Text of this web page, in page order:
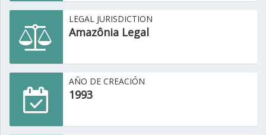
LEGAL JURISDICTION
Amazônia Legal
AÑO DE CREACIÓN
1993